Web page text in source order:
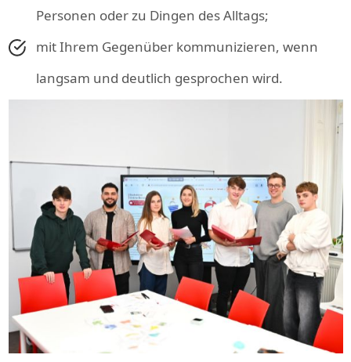
Personen oder zu Dingen des Alltags;
mit Ihrem Gegenüber kommunizieren, wenn
langsam und deutlich gesprochen wird.